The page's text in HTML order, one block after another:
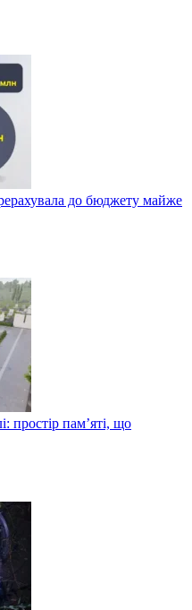
до бюджету майже
простір пам’яті, що